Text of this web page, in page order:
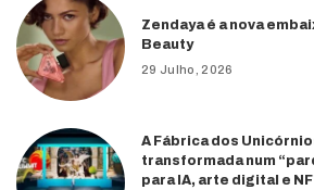
Zendaya é a nova
Beauty
29 Julho, 2026
A Fábrica dos
transformada num
para IA, arte digital e